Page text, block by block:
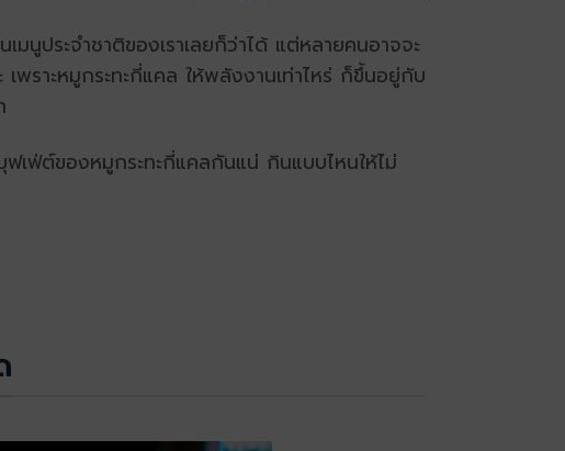
นูประจำชาติของเราเลยก็ว่าได้ แต่หลายคนอาจจะ
พราะหมูกระทะกี่แคล ให้พลังงานเท่าไหร่ ก็ขึ้นอยู่กับ
เฟ่ต์ของหมูกระทะกี่แคลกันแน่ กินแบบไหนให้ไม่